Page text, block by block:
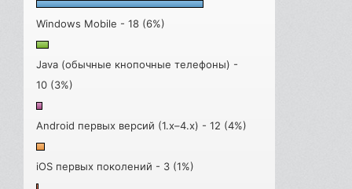
Windows Mobile - 18 (6%)
Java (обычные кнопочные телефоны) -
10 (3%)
Android первых версий (1.x–4.x) - 12 (4%)
iOS первых поколений - 3 (1%)